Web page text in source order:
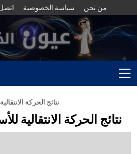
سياسة الخصوصية من نحن
Menu
نتائج الحركة الانتقالية
نتائج الحركة الانتقالية للأساتذة